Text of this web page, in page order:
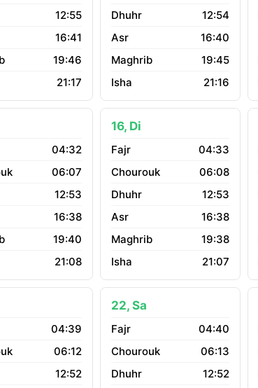
12:55
16:41
19:46
21:17
12:54
16:40
19:45
21:16
04:32
06:07
12:53
16:38
19:40
21:08
16, Di
04:33
06:08
12:53
16:38
19:38
21:07
04:39
06:12
12:52
22, Sa
04:40
06:13
12:52